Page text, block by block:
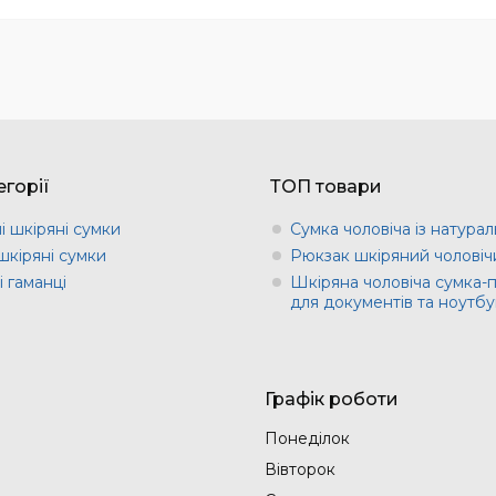
шкіряні сумки
сумки
гаманці
ТОП товари
Сумка чоловіча із
Рюкзак шкіряний
Шкіряна чоловіча сумка-
для документів та
Графік роботи
Понеділок
Вівторок